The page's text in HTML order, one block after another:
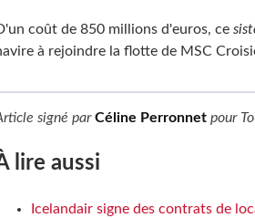
coût de 850 millions d'euros, ce
à rejoindre la flotte de MSC
signé parCéline Perronnetpour
lire aussi
Icelandair signe des contrats de